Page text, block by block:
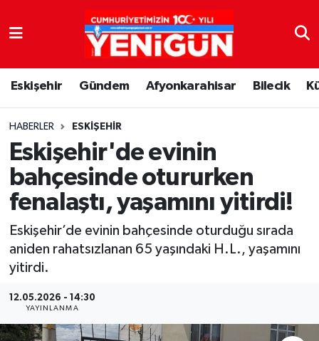
Eskişehir Gündem Afyonkarahisar Bilecik
HABERLER ESKIŞEHIR
Eskişehir'de evinin
bahçesinde otururken
fenalaştı, yaşamını yitirdi!
Eskişehir’de evinin bahçesinde oturduğu sırada
aniden rahatsızlanan 65 yaşındaki H.L., yaşamını
yitirdi.
12.05.2026 - 14:30
YAYINLANMA
Nöbetçi Eczaneler
Hava Durumu
Trafik Durumu
Süper Lig Puan Durumu ve Fikstür
Tüm Manşetler
Son Dakika Haberleri
Haber Arşivi